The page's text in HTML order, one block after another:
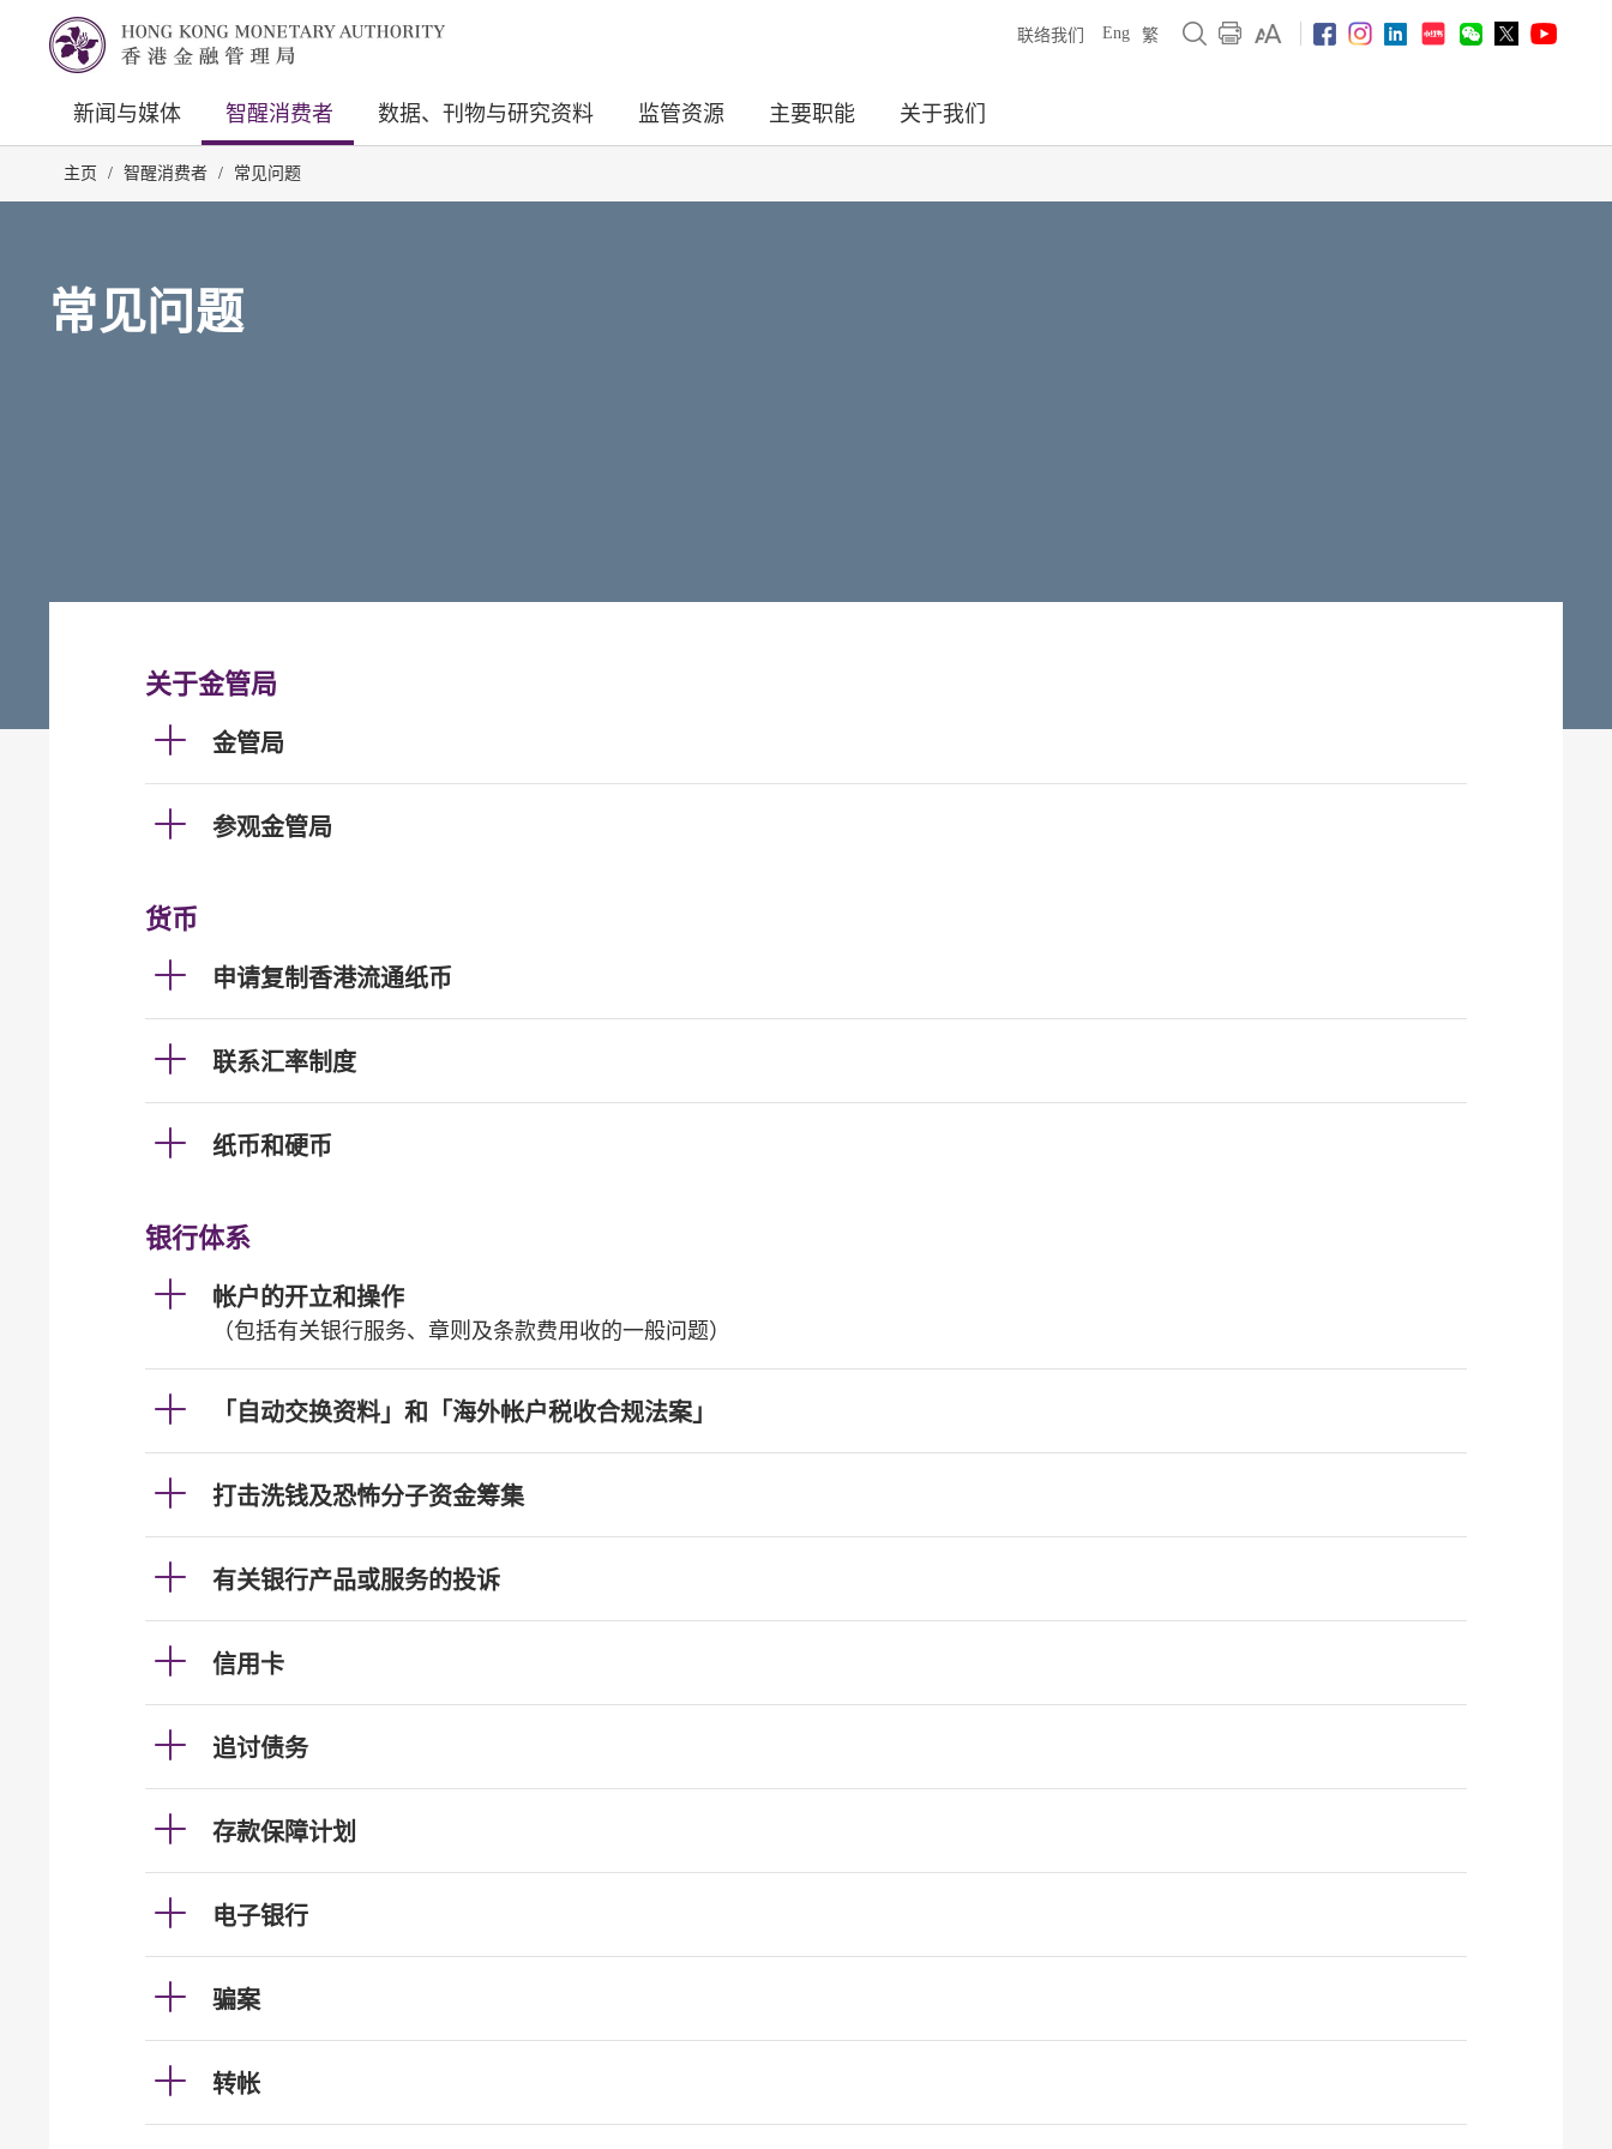
联络我们 Eng 繁
新闻与媒体 智醒消费者 数据、刊物与研究资料 监管资源 主要职能 关于我们
主页 / 智醒消费者 / 常见问题
常见问题
关于金管局
金管局
参观金管局
货币
申请复制香港流通纸币
联系汇率制度
纸币和硬币
银行体系
帐户的开立和操作
（包括有关银行服务、章则及条款费用收的一般问题）
「自动交换资料」和「海外帐户税收合规法案」
打击洗钱及恐怖分子资金筹集
有关银行产品或服务的投诉
信用卡
追讨债务
存款保障计划
电子银行
骗案
转帐